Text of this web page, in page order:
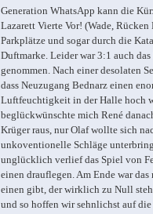
Generation WhatsApp kann die
Lazarett Vierte Vor! (Wade,
Parkplätze und sogar durch die
Duftmarke. Leider war 3:1 auch
genommen. Nach einer desolaten
dass Neuzugang Bednarz einen
Luftfeuchtigkeit in der Halle hoch
beglückwünschte mich René
Krüger raus, nur Olaf wollte sich
unkoventionelle Schläge
unglücklich verlief das Spiel von
einen drauflegen. Am Ende war
einen gibt, der wirklich zu Null
und so hoffen wir sehnlichst auf